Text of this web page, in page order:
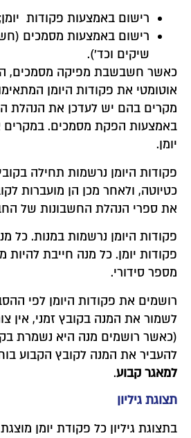
רישום באמצעות פקודות יומן;
רישום באמצעות מסמכים
שיקים וכד').
כאשר חשבשבת מפיקה מסמכים,
אוטומטי את פקודות היומן
מקרים בהם יש לעדכן את הנהלת
באמצעות הפקת מסמכים. במקרים
יומן.
פקודות היומן נרשמות תחילה
כטיוטה, ולאחר מכן הן מועברות
את ספרי הנהלת החשבונות של
פקודות היומן נרשמות במנות. כל
פקודות יומן. כל מנה חייבת להיות
מספר סידורי.
רושמים את פקודות היומן לפי
לשמור את המנה בקובץ זמני, אין
(כאשר רושמים מנה היא נשמרת
להעביר את המנה לקובץ הקבוע
למאגר קבוע.
תצוגת גיליון
בתצוגת גיליון כל פקודת יומן